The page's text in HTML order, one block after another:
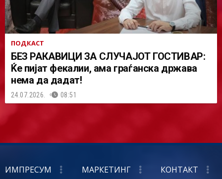
ПОДКАСТ
БЕЗ РАКАВИЦИ ЗА СЛУЧАЈОТ ГОСТИВАР:
Ќе пијат фекалии, ама граѓанска држава
нема да дадат!
24.07.2026. 08:51
ИМПРЕСУМ МАРКЕТИНГ
КОНТАКТ